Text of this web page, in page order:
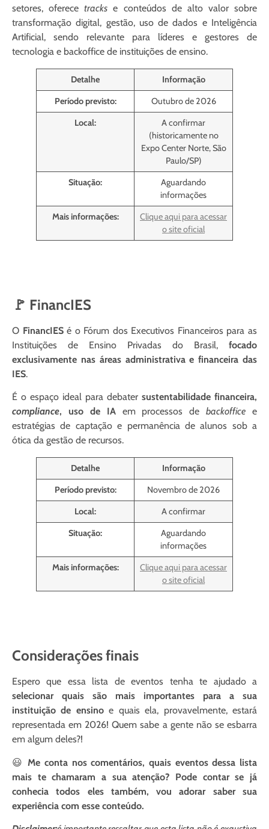
setores, oferecetracks e conteúdos de alto valor sobre
transformação digital, gestão, uso de dados e Inteligência
Artificial, sendo relevante para líderes e gestores de
tecnologia e backoffice de instituições de ensino.
Detalhe
Informação
Período previsto:
Outubro de 2026
Local:
A confirmar
(historicamente no
Expo Center Norte, São
Paulo/SP)
Situação:
Aguardando
informações
Mais informações:
Clique aqui para acessar
o site oficial
🚩 FinancIES
O FinancIESé o Fórum dos Executivos Financeiros para as
Instituições de Ensino Privadas do Brasil, focado
exclusivamente nas áreas administrativa e financeira das
IES.
É o espaço ideal para debater sustentabilidade financeira,
compliance, uso de IAem processos debackoffice e
estratégias de captação e permanência de alunos sob a
ótica da gestão de recursos.
Detalhe
Informação
Período previsto:
Novembro de 2026
Local:
A confirmar
Situação:
Aguardando
informações
Mais informações:
Clique aqui para acessar
o site oficial
Considerações finais
Espero que essa lista de eventos tenha te ajudado a
selecionar quais são mais importantes para a sua
instituição de ensinoe quais ela, provavelmente, estará
representada em 2026! Quem sabe a gente não se esbarra
em algum deles?!
😃 Me conta nos comentários, quais eventos dessa lista
mais te chamaram a sua atenção? Pode contar se já
conhecia todos eles também, vou adorar saber sua
experiência com esse conteúdo.